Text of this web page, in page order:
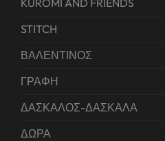
STITCH
ΒΑΛΕΝΤΙΝΟΣ
ΓΡΑΦΗ
ΔΑΣΚΑΛΟΣ-ΔΑΣΚΑΛΑ
ΔΩΡΑ